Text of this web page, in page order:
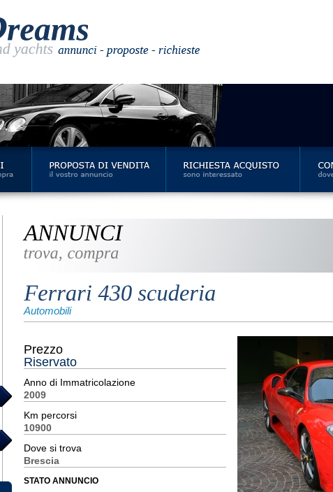
Automobili
Prezzo
Riservato
Anno di Immatricolazione
2009
Km percorsi
10900
Dove si trova
Brescia
STATO ANNUNCIO